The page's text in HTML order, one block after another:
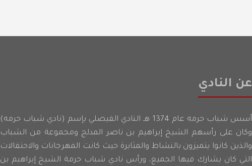
عن النادي
أسس شباب حرمه عام 1374 هـ النادي الفيصلي بإسم (نادي شباب حرمه)
وكان على رأسهم الشيخ إبراهيم بن ناصر المدلج ومجموعة من الشباب
والذين كانوا يتميزون بالنشاط والمثابرة حيث كانت المهرجانات والاحتفالات
التي كان يشارك فيها الجميع، ورأس نادي شباب حرمة الشيخ إبراهيم بن